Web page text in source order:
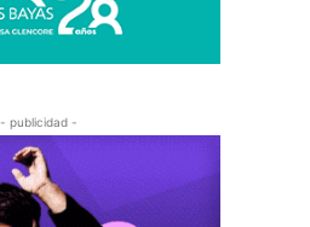
- publicidad -